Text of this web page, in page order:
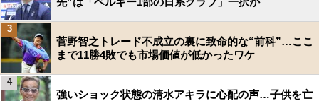
菅野智之トレード不成立の裏に致命的な“前科”…ここ
まで11勝4敗でも市場価値が低かったワケ
3
強いショック状態の清水アキラに心配の声…子供を亡
4